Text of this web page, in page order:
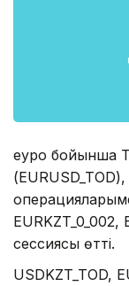
еуро бойынша
EURKZT_0_002,
сессиясы өтті.
USDKZT_TOD,